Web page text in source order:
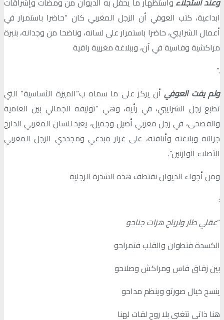
ابداعية، كتب العوفي أن الزجل المغربي كان “حاضرا باستمرار في
أعمال الشرايبي، حاضرا باستمرار على لسانه، وناضحا من وجدانه، بنبرة
مراكشية وفاسية في آن، وببلاغة مغربية راقية
.”
ولم يفت العوفيأن يركز على ما سماه ب”الميزة الأساسية” التي
تطبع زجل الشرايبي، في رأيه، وهي “توليفه الجمالي بين العامية
والفصحى، في زجل مغربي أصيل وجميل، يعيد للسان المغربي الدارج
جزالته وبلاغته وأناقته، على غرار مبدعي ومجددي الزجل المغربي
الأصلاء الوازنين”.
ومن أجواء الديوان نقتطف هذه الشذرة الزجلية
:
“عقلي طار ولرياح هزات جناحو
الكسدة فتطوان والقلب فتمراحو
بين زقاق فاس ومراكش وصلاحو
ينسج خيال صورتو وينظم مداحو
هنا ذاتي تتغنى بلا روح لقات لهنا